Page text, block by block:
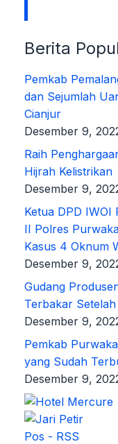
Berita
Pemkab
dan Sejumlah
Cianjur
Desember 9,
Raih
Hijrah Kelistrikan
Desember 9,
Ketua DPD
II Polres
Kasus 4 Oknum
Desember 9,
Gudang
Terbakar
Desember 9,
Pemkab
yang Sudah
Desember 9,
Pos - RSS